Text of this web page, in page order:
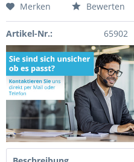
Merken Bewerten
Artikel-Nr.: 65902